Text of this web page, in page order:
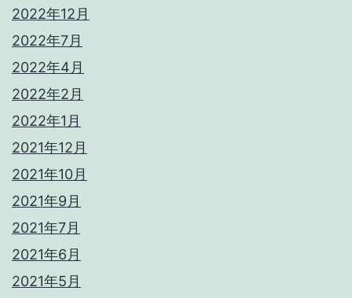
2022年12月
2022年7月
2022年4月
2022年2月
2022年1月
2021年12月
2021年10月
2021年9月
2021年7月
2021年6月
2021年5月